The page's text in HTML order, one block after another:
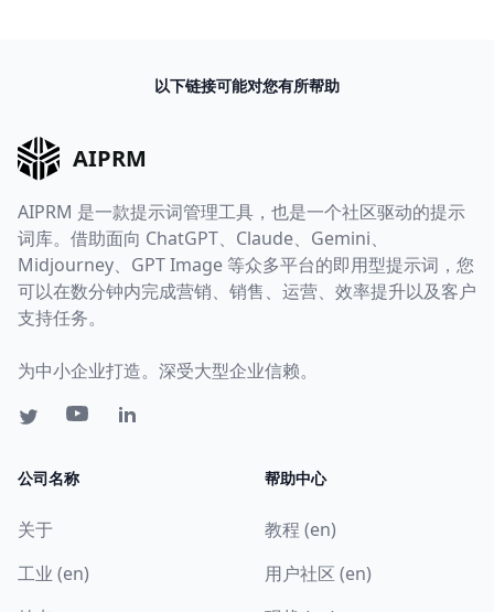
以下链接可能对您有所帮助
AIPRM
AIPRM 是一款提示词管理工具，也是一个社区驱动的提示
词库。借助面向 ChatGPT、Claude、Gemini、
Midjourney、GPT Image 等众多平台的即用型提示词，您
可以在数分钟内完成营销、销售、运营、效率提升以及客户
支持任务。
为中小企业打造。深受大型企业信赖。
公司名称
关于
工业 (en)
帮助中心
教程 (en)
用户社区 (en)